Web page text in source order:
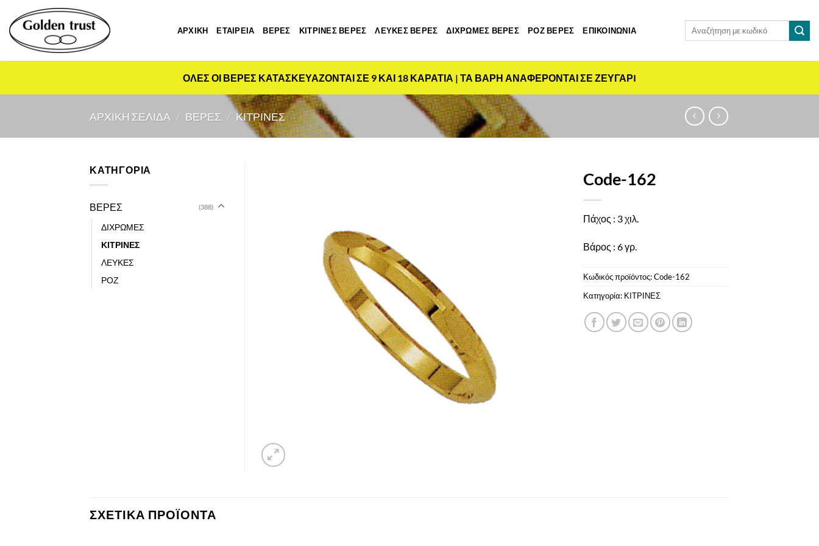
Μετάβαση
στο
περιεχόμενο
ΑΡΧΙΚΗ ΕΤΑΙΡΕΙΑ ΒΕΡΕΣ ΚΙΤΡΙΝΕΣ ΒΕΡΕΣ ΛΕΥΚΕΣ ΒΕΡΕΣ ΔΙΧΡΩΜΕΣ ΒΕΡΕΣ ΡΟΖ ΒΕΡΕΣ ΕΠΙΚΟΙΝΩΝΙΑ
Αναζήτηση
ΟΛΕΣ ΟΙ ΒΕΡΕΣ ΚΑΤΑΣΚΕΥΑΖΟΝΤΑΙ ΣΕ 9 ΚΑΙ 18 ΚΑΡΑΤΙΑ | ΤΑ ΒΑΡΗ ΑΝΑΦΕΡΟΝΤΑΙ ΣΕ ΖΕΥΓΑΡI
ΑΡΧΙΚΉ ΣΕΛΊΔΑ / ΒΕΡΕΣ / ΚΙΤΡΙΝΕΣ
Code-162
Πάχος : 3 χιλ.
Βάρος : 6 γρ.
Κωδικός προϊόντος:Code-162
Κατηγορία: ΚΙΤΡΙΝΕΣ
ΚΑΤΗΓΟΡΙΑ
ΒΕΡΕΣ (388)
ΔΙΧΡΩΜΕΣ
ΚΙΤΡΙΝΕΣ
ΛΕΥΚΕΣ
ΡΟΖ
ΣΧΕΤΙΚΆ ΠΡΟΪΌΝΤΑ